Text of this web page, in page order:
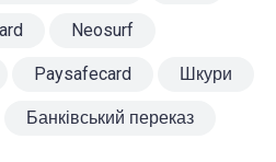
Neosurf
Paysafecard Шкури
Банківський переказ